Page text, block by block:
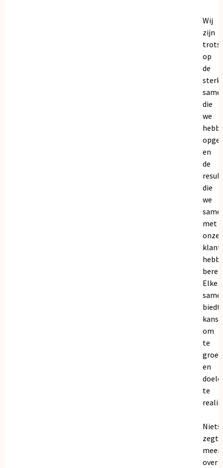
Wij
zijn
trots
op
de
die
we
en
de
die
we
met
onze
Elke
biedt
om
te
en
te
Niets
zegt
meer
over